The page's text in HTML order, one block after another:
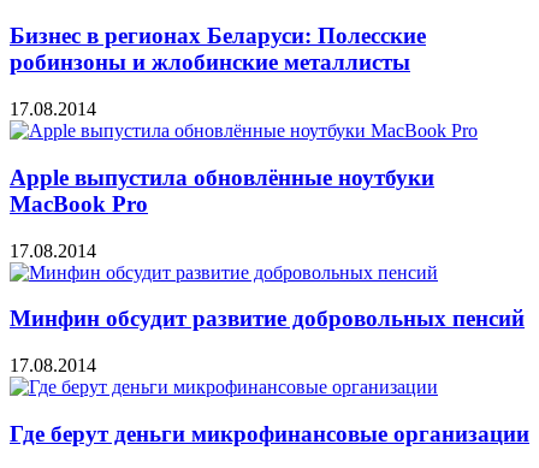
Бизнес в регионах Беларуси: Полесские
робинзоны и жлобинские металлисты
17.08.2014
Apple выпустила обновлённые ноутбуки
MacBook Pro
17.08.2014
Минфин обсудит развитие добровольных пенсий
17.08.2014
Где берут деньги микрофинансовые организации